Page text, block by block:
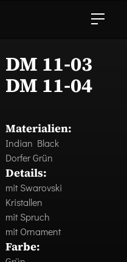
DM 11-03
DM 11-04
Materialien:
Indian Black
Dorfer Grün
Details:
mit Swarovski
Kristallen
mit Spruch
mit Ornament
Farbe: